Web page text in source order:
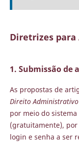
Diretrizes para
1. Submissão de
As propostas de
Direito
por meio do
(gratuitamente), por
login e senha a ser